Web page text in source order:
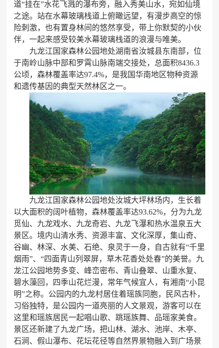
道“挂在”水花飞溅的瀑布旁，融入秀美山水，宛如仙境
之途。站在水幕玻璃栈道上俯瞰远望，有漫步高空的惊
险刺激，也有置身林间的悠然享受，带上你默契的小伙
伴，一起来感受较美水幕玻璃栈道的浪漫与唯美。
九龙江国家森林公园地处湖南省汝城县东南部，位
于南岭山脉中部和罗霄山脉南端交接处，总面积8436.3
公顷，森林覆盖率达97.4%，是我国华南地区物种资源
和遗传基因的典型天然林区之一。
九龙江国家森林公园地处汝城大坪林场内，生长着
以大面积的阔叶植物，森林覆盖率达93.62%，分为九龙
觅仙、九龙戏水、九龙奇岩、九龙飞瀑和热水温泉五大
景区。境内山清水秀、资源丰富、文化深厚，集山奇、
谷幽、林深、水美、石绝、泉灵于一身，自古就有“千里
烟雨”、“四面青山列翠屏，草木花香处处春”的美誉。九
龙江公园地势多变、峰峦密布、青山叠翠、山重水复、
碧水藻回，四季山花烂漫，常年气候宜人，有湘南“小昆
明”之称。公园内的九龙村居住着瑶族同胞，民风古朴，
习俗独特，是公园内一道亮丽的人文景观，游客可以在
这里和瑶族居民一起唱山歌、跳瑶族舞、品瑶家美食。
景区还新建了九龙广场，把山林、湖水、池岸、木亭、
石涧、假山瀑布、花坛花径等自然界景物融入到广场景